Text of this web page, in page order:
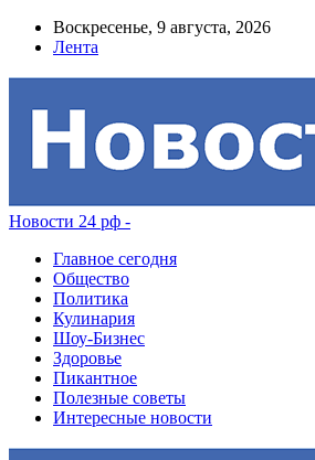
Воскресенье, 9 августа, 2026
Лента
Новости 24 рф -
Главное сегодня
Общество
Политика
Кулинария
Шоу-Бизнес
Здоровье
Пикантное
Полезные советы
Интересные новости